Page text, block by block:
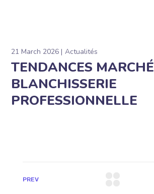
21 March 2026 Actualités
TENDANCES MARCHÉ
BLANCHISSERIE
PROFESSIONNELLE
PREV